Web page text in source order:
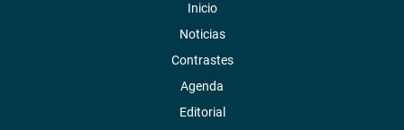
Inicio
Noticias
Contrastes
Agenda
Editorial